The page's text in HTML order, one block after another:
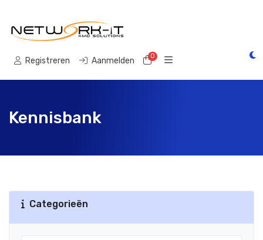
Registreren Aanmelden 0Winkelwagen
Kennisbank
Categorieën